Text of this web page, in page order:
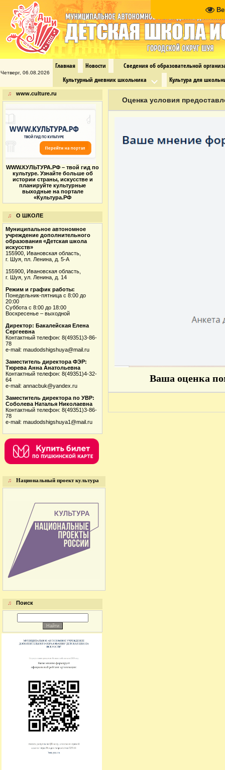
Четверг, 06.08.2026
Главная Новости
Сведения об образовательной
Культурный дневник школьника
Культура для
♫ www.culture.ru
WWW.КУЛЬТУРА.РФ – твой гид по
культуре. Узнайте больше об
истории страны, искусстве и
планируйте культурные
выходные на портале
«Культура.РФ
♫ О ШКОЛЕ
Муниципальное автономное
учреждение дополнительного
образования «Детская школа
искусств»
155900, Ивановская область,
г. Шуя, пл. Ленина, д. 5-А
155900, Ивановская область,
г. Шуя, ул. Ленина, д. 14
Режим и график работы:
Понедельник-пятница с 8:00 до
20:00
Суббота с 8:00 до 18:00
Воскресенье – выходной
Директор: Бакалейская Елена
Сергеевна
Контактный телефон: 8(49351)3-86-
78
e-mail: maudodshigshuya@mail.ru
Заместитель директора ФЭР:
Тюрева Анна Анатольевна
Контактный телефон: 8(49351)4-32-
64
e-mail: annacbuk@yandex.ru
Заместитель директора по УВР:
Соболева Наталья Николаевна
Контактный телефон: 8(49351)3-86-
78
e-mail: maudodshigshuya1@mail.ru
♫ Национальный проект культура
♫ Поиск
Оценка условия
Ваша оценка